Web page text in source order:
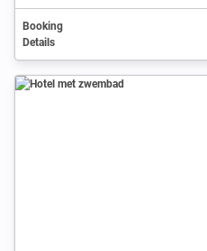
Booking
Details